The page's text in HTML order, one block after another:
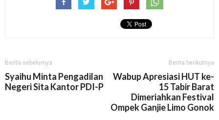
Berita sebelumya
Syaihu Minta Pengadilan
Negeri Sita Kantor PDI-P
Berita berikutnya
Wabup Apresiasi HUT ke-
15 Tabir Barat
Dimeriahkan Festival
Ompek Ganjie Limo Gonok